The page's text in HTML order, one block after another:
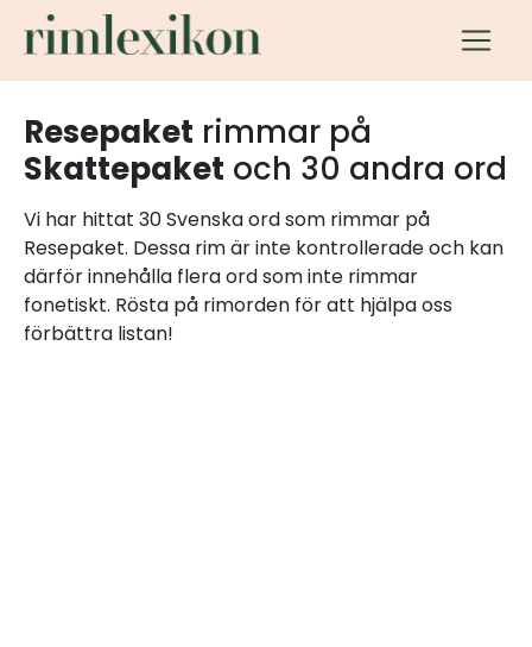
Resepaket rimmar på
Skattepaket och 30 andra ord
Vi har hittat 30 Svenska ord som rimmar på
Resepaket. Dessa rim är inte kontrollerade och kan
därför innehålla flera ord som inte rimmar
fonetiskt. Rösta på rimorden för att hjälpa oss
förbättra listan!